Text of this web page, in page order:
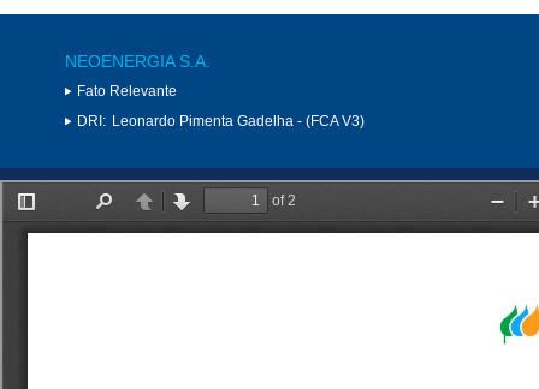
NEOENERGIA S.A.
Fato Relevante
DRI: Leonardo Pimenta Gadelha - (FCA V3)